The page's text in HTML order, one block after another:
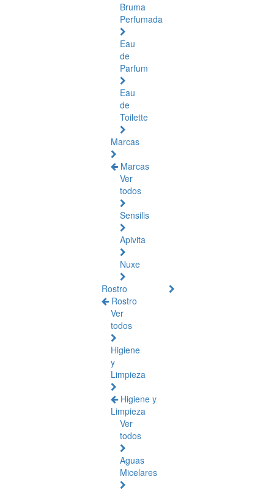
Bruma
Perfumada
Eau
de
Parfum
Eau
de
Toilette
Marcas
Marcas
Ver
todos
Sensilis
Apivita
Nuxe
Rostro
Rostro
Ver
todos
Higiene
y
Limpieza
Higiene y
Limpieza
Ver
todos
Aguas
Micelares